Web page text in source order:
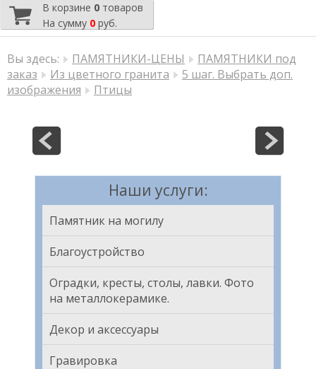
В корзине 0 товаров
На сумму 0 руб.
Вы здесь: ПАМЯТНИКИ-ЦЕНЫ
ПАМЯТНИКИ под
заказ
Из цветного гранита
5 шаг. Выбрать доп.
изображения
Птицы
Наши услуги:
Памятник на могилу
Благоустройство
Оградки, кресты, столы, лавки. Фото
на металлокерамике.
Декор и аксессуары
Гравировка